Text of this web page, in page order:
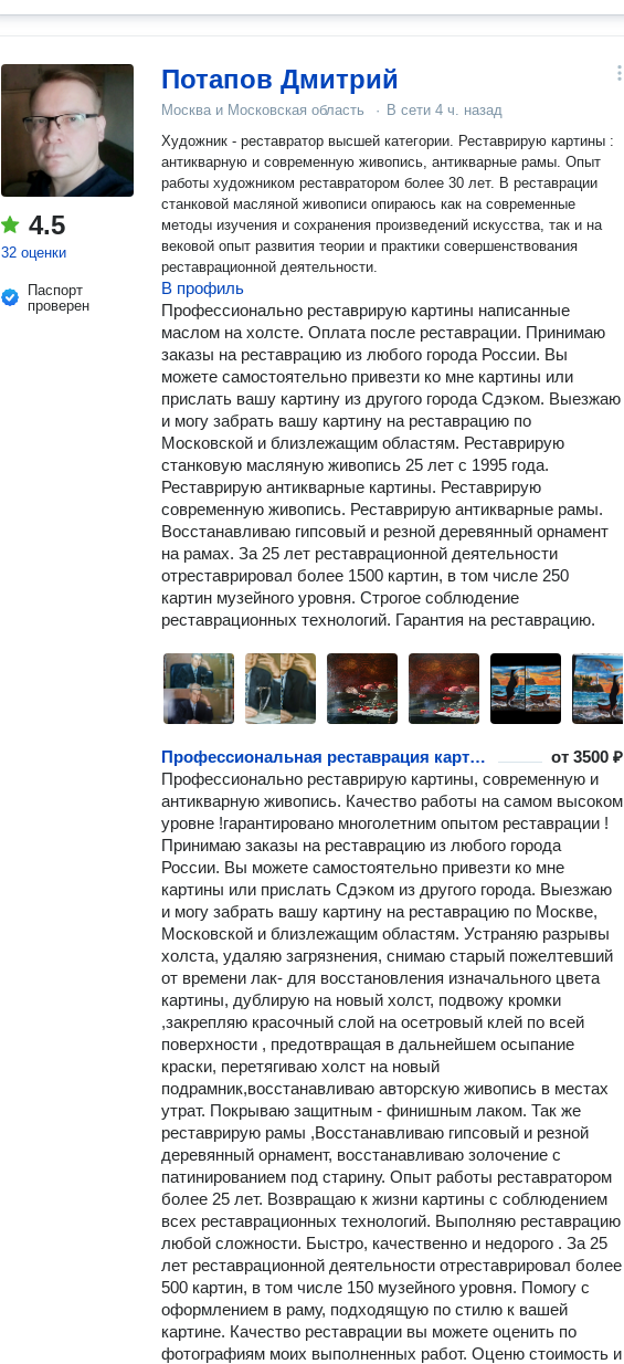
4.5
32 оценки
Паспорт
проверен
Потапов Дмитрий
Москва и Московская область · В сети 4 ч. назад
Художник - реставратор высшей категории. Реставрирую картины :
антикварную и современную живопись, антикварные рамы. Опыт
работы художником реставратором более 30 лет. В реставрации
станковой масляной живописи опираюсь как на современные
методы изучения и сохранения произведений искусства, так и на
вековой опыт развития теории и практики совершенствования
реставрационной деятельности.
В профиль
Профессионально реставрирую картины написанные
маслом на холсте. Оплата после реставрации. Принимаю
заказы на реставрацию из любого города России. Вы
можете самостоятельно привезти ко мне картины или
прислать вашу картину из другого города Сдэком. Выезжаю
и могу забрать вашу картину на реставрацию по
Московской и близлежащим областям. Реставрирую
станковую масляную живопись 25 лет с 1995 года.
Реставрирую антикварные картины. Реставрирую
современную живопись. Реставрирую антикварные рамы.
Восстанавливаю гипсовый и резной деревянный орнамент
на рамах. За 25 лет реставрационной деятельности
отреставрировал более 1500 картин, в том числе 250
картин музейного уровня. Строгое соблюдение
реставрационных технологий. Гарантия на реставрацию.
Профессиональная реставрация картин и рам от3500 ₽
Профессионально реставрирую картины, современную и
антикварную живопись. Качество работы на самом высоком
уровне !гарантировано многолетним опытом реставрации !
Принимаю заказы на реставрацию из любого города
России. Вы можете самостоятельно привезти ко мне
картины или прислать Сдэком из другого города. Выезжаю
и могу забрать вашу картину на реставрацию по Москве,
Московской и близлежащим областям. Устраняю разрывы
холста, удаляю загрязнения, снимаю старый пожелтевший
от времени лак- для восстановления изначального цвета
картины, дублирую на новый холст, подвожу кромки
,закрепляю красочный слой на осетровый клей по всей
поверхности , предотвращая в дальнейшем осыпание
краски, перетягиваю холст на новый
подрамник,восстанавливаю авторскую живопись в местах
утрат. Покрываю защитным - финишным лаком. Так же
реставрирую рамы ,Восстанавливаю гипсовый и резной
деревянный орнамент, восстанавливаю золочение с
патинированием под старину. Опыт работы реставратором
более 25 лет. Возвращаю к жизни картины с соблюдением
всех реставрационных технологий. Выполняю реставрацию
любой сложности. Быстро, качественно и недорого . За 25
лет реставрационной деятельности отреставрировал более
500 картин, в том числе 150 музейного уровня. Помогу с
оформлением в раму, подходящую по стилю к вашей
картине. Качество реставрации вы можете оценить по
фотографиям моих выполненных работ. Оценю стоимость и